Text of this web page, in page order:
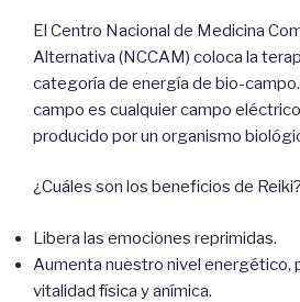
El Centro Nacional de Medicina
Alternativa (NCCAM) coloca la
categoría de energía de bio-
campo es cualquier campo
producido por un organismo
¿Cuáles son los beneficios de Reiki?
Libera las emociones reprimidas.
Aumenta nuestro nivel energético,
vitalidad física y anímica.